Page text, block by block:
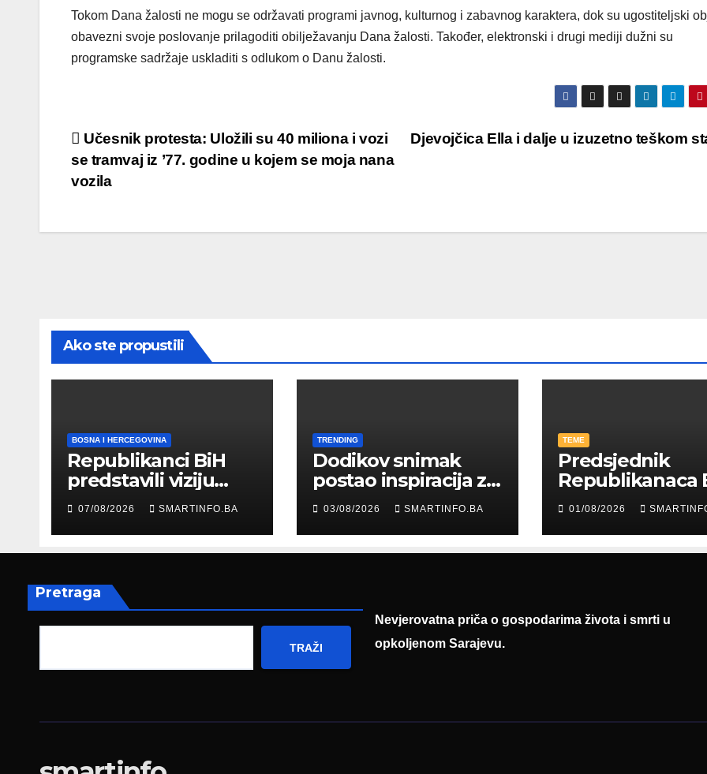
Tokom Dana žalosti ne mogu se održavati programi javnog, kulturnog i zabavnog karaktera, dok su ugostiteljski
obavezni svoje poslovanje prilagoditi obilježavanju Dana žalosti. Također, elektronski i drugi mediji dužni su
programske sadržaje uskladiti s odlukom o Danu žalosti.
Post
navigation
Djevojčica Ella i dalje u izuzetno teškom
Učesnik protesta: Uložili su 40 miliona i vozi
se tramvaj iz ’77. godine u kojem se moja nana
vozila
Ako ste propustili
BOSNA I HERCEGOVINA
Republikanci BiH
predstavili viziju
moderne Bosne i
Hercegovine
ambasadoru
Njemačke
07/08/2026 SMARTINFO.BA
TRENDING
Dodikov snimak
postao inspiracija za
šale: Građani kroz
parodiju poslali
poruku
03/08/2026 SMARTINFO.BA
TEME
Predsjednik
Republikanaca
Edin Garaplija
prisustvovao
prezentaciji
Federalnog
01/08/2026
Pretraga
TRAŽI
Nevjerovatna priča o gospodarima života i smrti u
opkoljenom Sarajevu.